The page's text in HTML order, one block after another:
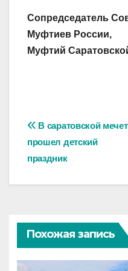
Сопредседатель
Муфтиев России,
Муфтий
по
записям
В саратовской
прошел детский
праздник
Похожая запись